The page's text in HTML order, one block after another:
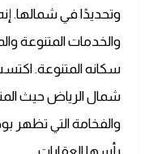
وتحديدًا في شمالها.
والخدمات المتنوعة
سكانه المتنوعة.
شمال الرياض حيث
والفخامة التي تظهر